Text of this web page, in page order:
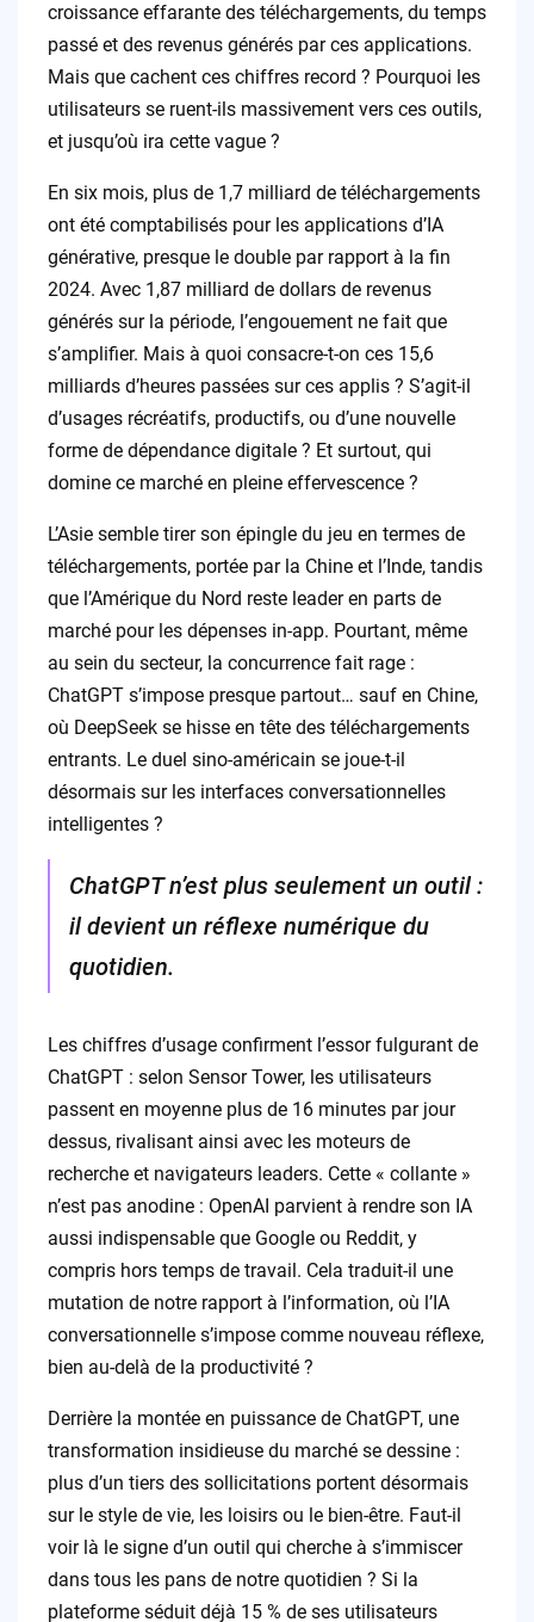
croissance effarante des téléchargements, du temps
passé et des revenus générés par ces applications.
Mais que cachent ces chiffres record ? Pourquoi les
utilisateurs se ruent-ils massivement vers ces outils,
et jusqu’où ira cette vague ?
En six mois, plus de 1,7 milliard de téléchargements
ont été comptabilisés pour les applications d’IA
générative, presque le double par rapport à la fin
2024. Avec 1,87 milliard de dollars de revenus
générés sur la période, l’engouement ne fait que
s’amplifier. Mais à quoi consacre-t-on ces 15,6
milliards d’heures passées sur ces applis ? S’agit-il
d’usages récréatifs, productifs, ou d’une nouvelle
forme de dépendance digitale ? Et surtout, qui
domine ce marché en pleine effervescence ?
L’Asie semble tirer son épingle du jeu en termes de
téléchargements, portée par la Chine et l’Inde, tandis
que l’Amérique du Nord reste leader en parts de
marché pour les dépenses in-app. Pourtant, même
au sein du secteur, la concurrence fait rage :
ChatGPT s’impose presque partout… sauf en Chine,
où DeepSeek se hisse en tête des téléchargements
entrants. Le duel sino-américain se joue-t-il
désormais sur les interfaces conversationnelles
intelligentes ?
ChatGPT n’est plus seulement un outil :
il devient un réflexe numérique du
quotidien.
Les chiffres d’usage confirment l’essor fulgurant de
ChatGPT : selon Sensor Tower, les utilisateurs
passent en moyenne plus de 16 minutes par jour
dessus, rivalisant ainsi avec les moteurs de
recherche et navigateurs leaders. Cette « collante »
n’est pas anodine : OpenAI parvient à rendre son IA
aussi indispensable que Google ou Reddit, y
compris hors temps de travail. Cela traduit-il une
mutation de notre rapport à l’information, où l’IA
conversationnelle s’impose comme nouveau réflexe,
bien au-delà de la productivité ?
Derrière la montée en puissance de ChatGPT, une
transformation insidieuse du marché se dessine :
plus d’un tiers des sollicitations portent désormais
sur le style de vie, les loisirs ou le bien-être. Faut-il
voir là le signe d’un outil qui cherche à s’immiscer
dans tous les pans de notre quotidien ? Si la
plateforme séduit déjà 15 % de ses utilisateurs